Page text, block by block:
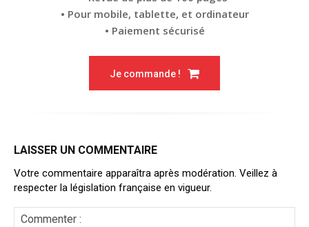
• Pour mobile, tablette, et ordinateur
• Paiement sécurisé
Je commande !
LAISSER UN COMMENTAIRE
Votre commentaire apparaîtra après modération. Veillez à
respecter la législation française en vigueur.